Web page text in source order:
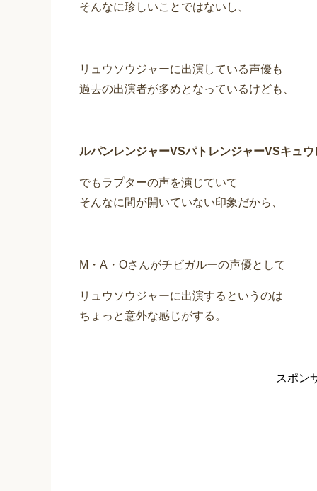
そんなに珍しいことではないし、
リュウソウジャーに出演している声優も
過去の出演者が多めとなっているけども、
ルパンレンジャーVSパトレンジャーVSキュ
でもラプターの声を演じていて
そんなに間が開いていない印象だから、
M・A・Oさんがチビガルーの声優として
リュウソウジャーに出演するというのは
ちょっと意外な感じがする。
スポン